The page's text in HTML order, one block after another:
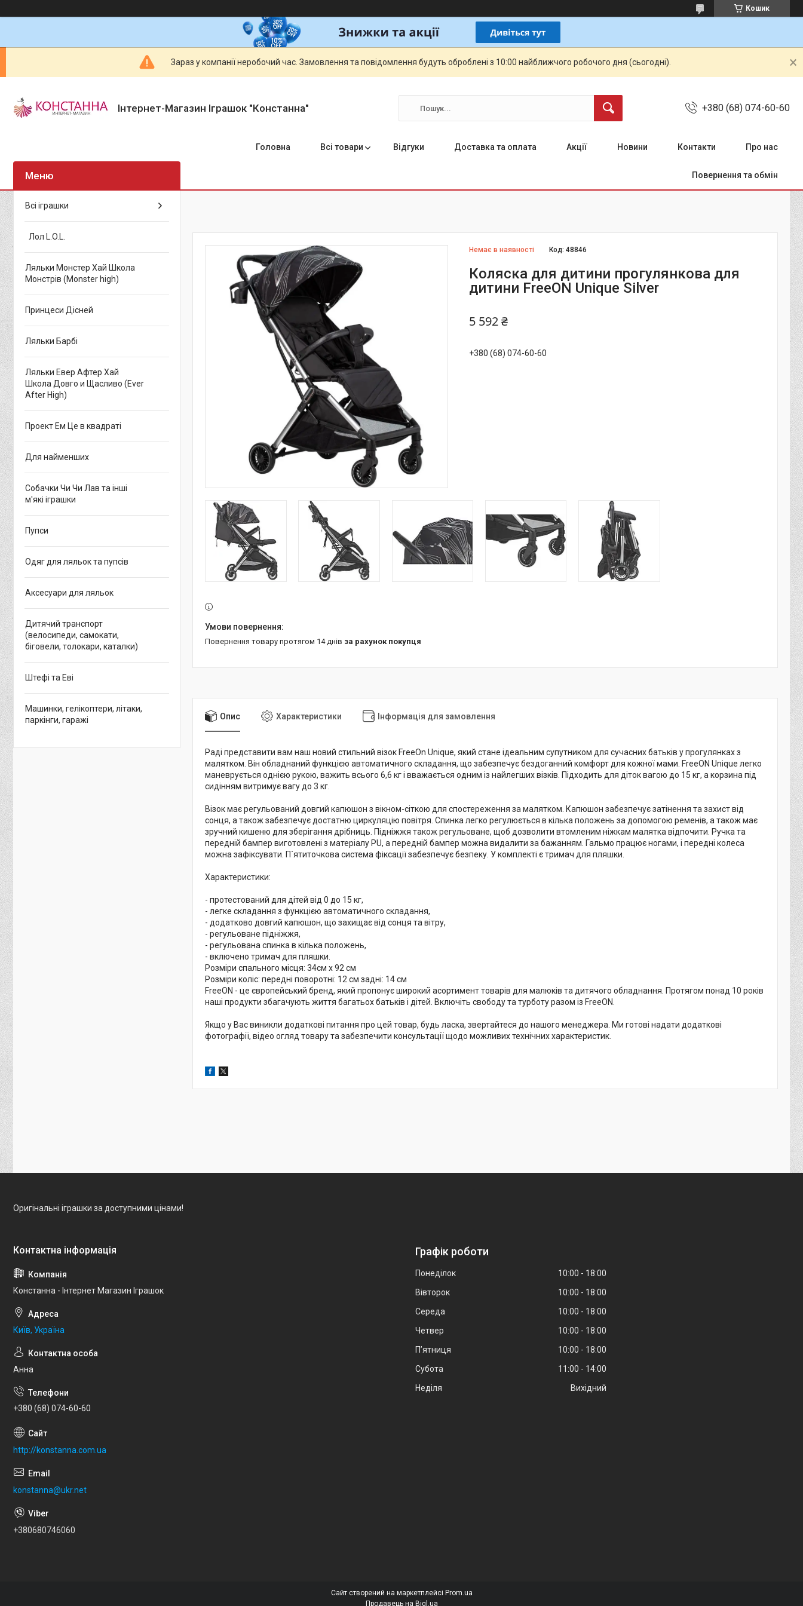
Кошик
Зараз у компанії неробочий час. Замовлення та повідомлення будуть оброблені з 10:00 найближчого робочого дня (сьогодні).
Інтернет-Магазин Іграшок "Констанна" +380 (68) 074-60-60
Головна Всі товари Відгуки Доставка та оплата Акції Новини Контакти Про нас
Повернення та обмін
Немає в наявності Код:48846
Коляска для дитини прогулянкова для
дитини FreeON Unique Silver
5 592 ₴
+380 (68) 074-60-60
повернення товару протягом 14 днів за рахунок покупця
Опис Характеристики Інформація для замовлення
Раді представити вам наш новий стильний візок FreeOn Unique, який стане ідеальним супутником для сучасних батьків у прогулянках з
малятком. Він обладнаний функцією автоматичного складання, що забезпечує бездоганний комфорт для кожної мами. FreeON Unique легко
маневрується однією рукою, важить всього 6,6 кг і вважається одним із найлегших візків. Підходить для діток вагою до 15 кг, а корзина під
сидінням витримує вагу до 3 кг.
Візок має регульований довгий капюшон з вікном-сіткою для спостереження за малятком. Капюшон забезпечує затінення та захист від
сонця, а також забезпечує достатню циркуляцію повітря. Спинка легко регулюється в кілька положень за допомогою ременів, а також має
зручний кишеню для зберігання дрібниць. Підніжжя також регульоване, щоб дозволити втомленим ніжкам малятка відпочити. Ручка та
передній бампер виготовлені з матеріалу PU, а передній бампер можна видалити за бажанням. Гальмо працює ногами, і передні колеса
можна зафіксувати. П`ятиточкова система фіксації забезпечує безпеку. У комплекті є тримач для пляшки.
Характеристики:
- протестований для дітей від 0 до 15 кг,
- легке складання з функцією автоматичного складання,
- додатково довгий капюшон, що захищає від сонця та вітру,
- регульоване підніжжя,
- регульована спинка в кілька положень,
- включено тримач для пляшки.
Розміри спального місця: 34см х 92 см
Розміри коліс: передні поворотні: 12 см задні: 14 см
FreeON - це європейський бренд, який пропонує широкий асортимент товарів для малюків та дитячого обладнання. Протягом понад 10 років
наші продукти збагачують життя багатьох батьків і дітей. Включіть свободу та турботу разом із FreeON.
Якщо у Вас виникли додаткові питання про цей товар, будь ласка, звертайтеся до нашого менеджера. Ми готові надати додаткові
фотографії, відео огляд товару та забезпечити консультації щодо можливих технічних характеристик.
Всі іграшки
Лол L.O.L.
Ляльки Монстер Хай Школа
Монстрів (Monster high)
Принцеси Дісней
Ляльки Барбі
Ляльки Евер Афтер Хай
Школа Довго и Щасливо (Ever
After High)
Проект Ем Це в квадраті
Для найменших
Собачки Чи Чи Лав та інші
м'які іграшки
Пупси
Одяг для ляльок та пупсів
Аксесуари для ляльок
Дитячий транспорт
(велосипеди, самокати,
біговели, толокари, каталки)
Штефі та Еві
Машинки, гелікоптери, літаки,
паркінги, гаражі
Оригінальні іграшки за доступними цінами!
Констанна - Інтернет Магазин Іграшок
Київ, Україна
Анна
+380 (68) 074-60-60
http://konstanna.com.ua
konstanna@ukr.net
+380680746060
Графік роботи
Понеділок 10:00
18:00
Вівторок
10:00
18:00
Середа
10:00
18:00
Четвер
10:00
18:00
Пʼятниця
10:00
18:00
Субота
11:00
14:00
Неділя
Вихідний
Сайт створений на маркетплейсі Prom.ua
Продавець на Bigl.ua